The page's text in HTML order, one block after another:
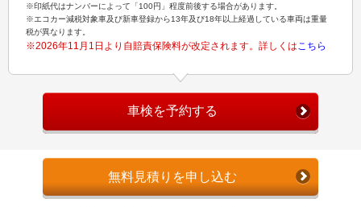
※印紙代はナンバーによって「100円」程度前後する場合があります。
※エコカー減税対象車及び新車登録から13年及び18年以上経過している車両は重量
税が異なります。
※2026年11月1日より自賠責保険料が改定されます。詳しくはこちら
車検を予約する
無料見積りを申し込む